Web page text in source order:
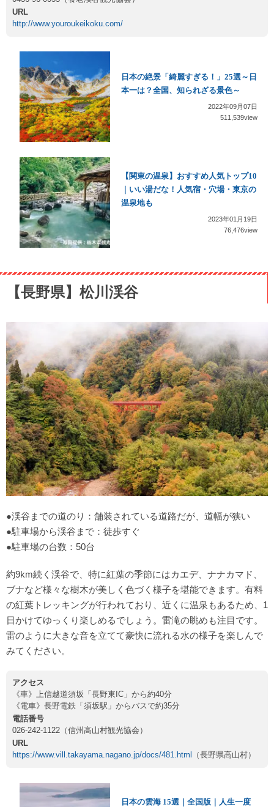
URL
http://www.youroukeikoku.com/
日本の絶景「綺麗すぎる！」25選～日
本一は？全国、知られざる景色～
2022年09月07日
511,539view
【関東の温泉】おすすめ人気トップ10
｜いい湯だな！人気宿・穴場・東京の
温泉地も
2023年01月19日
76,476view
【長野県】松川渓谷
●渓谷までの道のり：舗装されている道路だが、道幅が狭い
●駐車場から渓谷まで：徒歩すぐ
●駐車場の台数：50台
約9km続く渓谷で、特に紅葉の季節にはカエデ、ナナカマド、
ブナなど様々な樹木が美しく色づく様子を堪能できます。有料
の紅葉トレッキングが行われており、近くに温泉もあるため、1
日かけてゆっくり楽しめるでしょう。雷滝の眺めも注目です。
雷のように大きな音を立てて豪快に流れる水の様子を楽しんで
みてください。
アクセス
《車》上信越道須坂「長野東IC」から約40分
《電車》長野電鉄「須坂駅」からバスで約35分
電話番号
026-242-1122（信州高山村観光協会）
URL
https://www.vill.takayama.nagano.jp/docs/481.html
（長野県高山村）
日本の雲海 15選｜全国版｜人生一度